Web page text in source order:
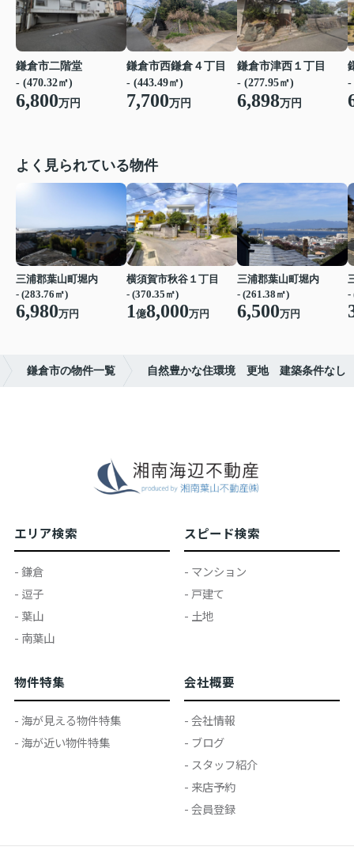
鎌倉市二階堂
- (470.32㎡)
6,800万円
鎌倉市西鎌倉４丁目
- (443.49㎡)
7,700万円
鎌倉市津西１丁目
- (277.95㎡)
6,898万円
-
よく見られている物件
三浦郡葉山町堀内
- (283.76㎡)
6,980万円
横須賀市秋谷１丁目
- (370.35㎡)
1億8,000万円
三浦郡葉山町堀内
- (261.38㎡)
6,500万円
-
鎌倉市の物件一覧 自然豊かな住環境 更地 建築条件なし
エリア検索
- 鎌倉
- 逗子
- 葉山
- 南葉山
スピード検索
- マンション
- 戸建て
- 土地
物件特集
- 海が見える物件特集
- 海が近い物件特集
会社概要
- 会社情報
- ブログ
- スタッフ紹介
- 来店予約
- 会員登録